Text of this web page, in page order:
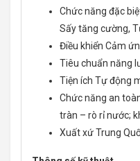
Chức năng đặc
Sấy tăng cường,
Điều khiển Cảm
Tiêu chuẩn năng
Tiện ích Tự động
Chức năng an
tràn – rò rỉ nước;
Xuất xứ Trung